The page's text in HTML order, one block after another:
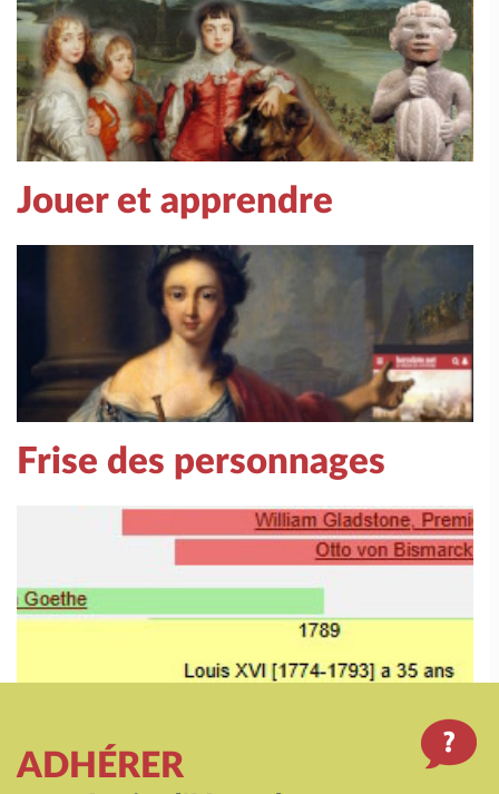
Jouer et apprendre
Frise des personnages
ADHÉRER